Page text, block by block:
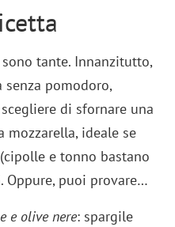
tante. Innanzitutto,
pomodoro,
di sfornare una
mozzarella, ideale se
(cipolle e tonno bastano
Oppure, puoi provare…
e olive nere: spargile